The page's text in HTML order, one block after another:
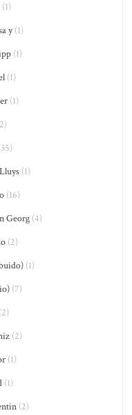
(1)
y(1)
(1)
(1)
(1)
(1)
(16)
Georg (4)
(2)
(1)
(7)
(2)
(2)
(1)
(1)
(2)